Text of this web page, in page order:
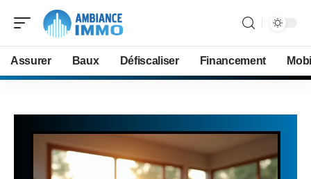
Assurer Baux Défiscaliser Financement